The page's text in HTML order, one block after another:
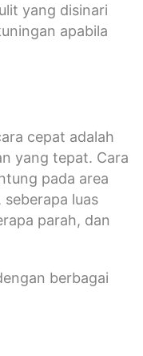
yang disinari
apabila
cepat adalah
yang tepat. Cara
pada area
luas
parah, dan
berbagai